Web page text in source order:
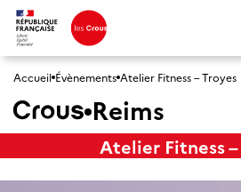
Accueil Évènements Atelier Fitness – Troyes
Reims
Atelier Fitness